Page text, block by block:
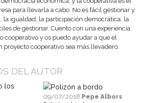
para llevarla a cabo. No es fácil gestionar y
la igualdad, la participación democrática, la
de gestionar. Cuento con una experiencia
cooperativo y os puedo ayudar a que el
proyecto cooperativo sea más llevadero.
DEL AUTOR
09/07/2018 Pepe Albors